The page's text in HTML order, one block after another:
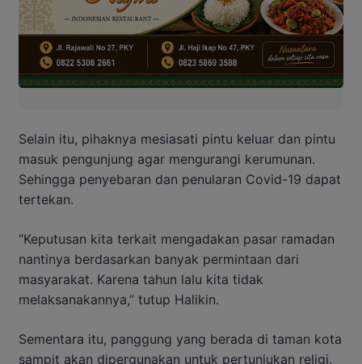
Selain itu, pihaknya mesiasati pintu keluar dan pintu
masuk pengunjung agar mengurangi kerumunan.
Sehingga penyebaran dan penularan Covid-19 dapat
tertekan.
“Keputusan kita terkait mengadakan pasar ramadan
nantinya berdasarkan banyak permintaan dari
masyarakat. Karena tahun lalu kita tidak
melaksanakannya,” tutup Halikin.
Sementara itu, panggung yang berada di taman kota
sampit akan dipergunakan untuk pertunjukan religi.